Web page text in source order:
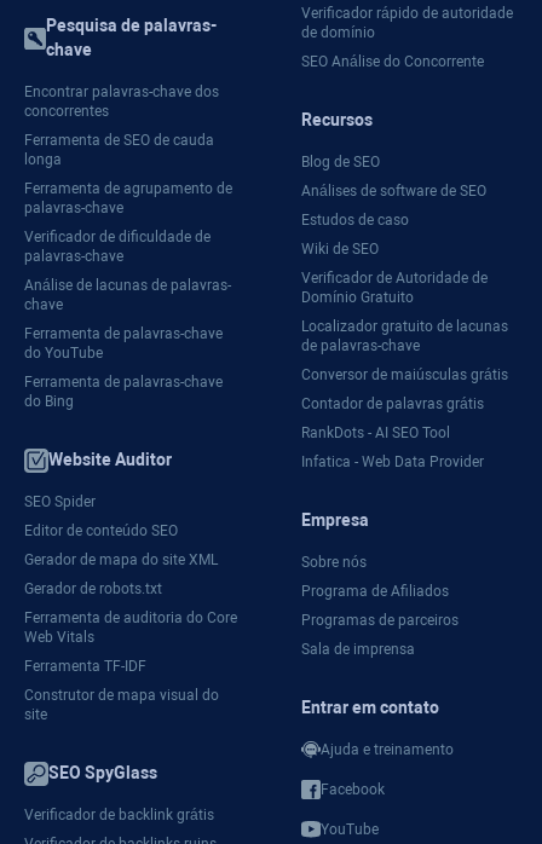
Pesquisa de palavras-
chave
Encontrar palavras-chave dos
concorrentes
Ferramenta de SEO de cauda
longa
Ferramenta de agrupamento de
palavras-chave
Verificador de dificuldade de
palavras-chave
Análise de lacunas de palavras-
chave
Ferramenta de palavras-chave
do YouTube
Ferramenta de palavras-chave
do Bing
Website Auditor
SEO Spider
Editor de conteúdo SEO
Gerador de mapa do site XML
Gerador de robots.txt
Ferramenta de auditoria do Core
Web Vitals
Ferramenta TF-IDF
Construtor de mapa visual do
site
SEO SpyGlass
Verificador de backlink grátis
Verificador rápido de autoridade
de domínio
SEO Análise do Concorrente
Recursos
Blog de SEO
Análises de software de SEO
Estudos de caso
Wiki de SEO
Verificador de Autoridade de
Domínio Gratuito
Localizador gratuito de lacunas
de palavras-chave
Conversor de maiúsculas grátis
Contador de palavras grátis
RankDots - AI SEO Tool
Infatica - Web Data Provider
Empresa
Sobre nós
Programa de Afiliados
Programas de parceiros
Sala de imprensa
Entrar em contato
Ajuda e treinamento
Facebook
YouTube